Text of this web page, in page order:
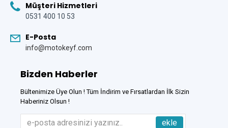
Müşteri Hizmetleri
0531 400 10 53
E-Posta
info@motokeyf.com
Bizden Haberler
Bültenimize Üye Olun ! Tüm İndirim ve Fırsatlardan İlk Sizin
Haberiniz Olsun !
ekle